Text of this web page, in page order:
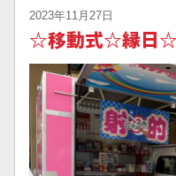
2023年11月27日
☆移動式☆縁日☆